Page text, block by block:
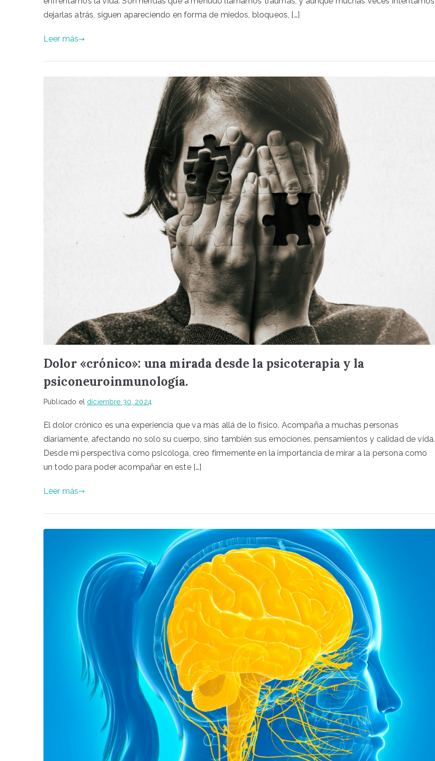
dejarlas atrás, siguen apareciendo en forma de miedos, bloqueos, […]
Leer más
Dolor «crónico»: una mirada desde la psicoterapia y la
psiconeuroinmunología.
Publicado el diciembre 30, 2024
El dolor crónico es una experiencia que va más allá de lo físico. Acompaña a muchas personas
diariamente, afectando no solo su cuerpo, sino también sus emociones, pensamientos y calidad de vida.
Desde mi perspectiva como psicóloga, creo firmemente en la importancia de mirar a la persona como
un todo para poder acompañar en este […]
Leer más